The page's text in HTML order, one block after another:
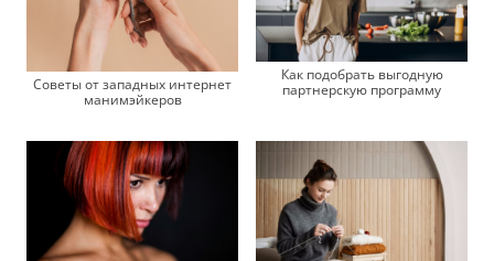
Советы от западных интернет
манимэйкеров
Как подобрать выгодную
партнерскую программу